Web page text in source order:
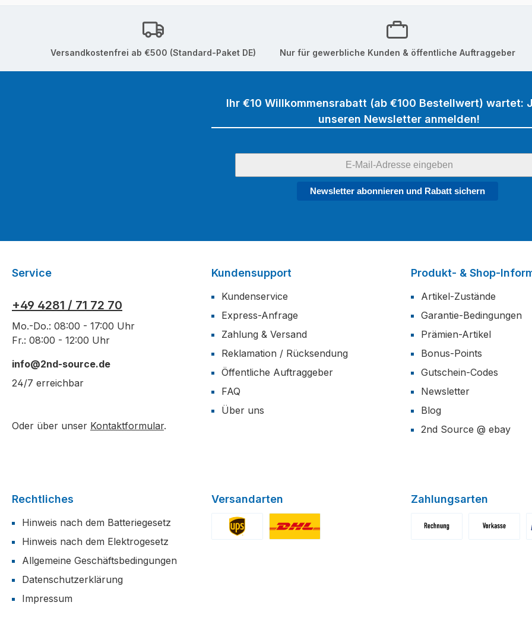
Versandkostenfrei ab €500 (Standard-Paket DE) Nur für gewerbliche Kunden & öffentliche Auftraggeber
Ihr €10 Willkommensrabatt (ab €100 Bestellwert) wartet:
unseren Newsletter anmelden!
Newsletter abonnieren und Rabatt sichern
Service
+49 4281 / 71 72 70
Mo.-Do.: 08:00 - 17:00 Uhr
Fr.: 08:00 - 12:00 Uhr
info@2nd-source.de
24/7 erreichbar
Oder über unser Kontaktformular.
Kundensupport
Kundenservice
Express-Anfrage
Zahlung & Versand
Reklamation / Rücksendung
Öffentliche Auftraggeber
FAQ
Über uns
Produkt- & Shop-
Artikel-Zustände
Garantie-Bedingungen
Prämien-Artikel
Bonus-Points
Gutschein-Codes
Newsletter
Blog
2nd Source @ ebay
Rechtliches
Hinweis nach dem Batteriegesetz
Hinweis nach dem Elektrogesetz
Allgemeine Geschäftsbedingungen
Datenschutzerklärung
Impressum
Versandarten Zahlungsarten